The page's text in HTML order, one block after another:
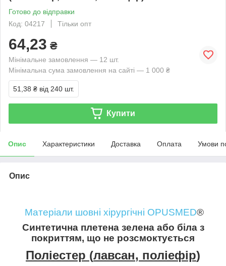
Готово до відправки
Код: 04217
Тільки опт
64,23 ₴
Мінімальне замовлення — 12 шт.
Мінімальна сума замовлення на сайті — 1 000 ₴
51,38 ₴ від 240 шт.
Купити
Опис Характеристики Доставка Оплата Умови
Опис
Матеріали шовні хірургічні OPUSMED®
Синтетична плетена зелена або біла з
покриттям, що не розсмоктується
Поліестер (лавсан, поліефір)